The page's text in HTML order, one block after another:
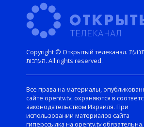
Copyright © Открытый телеканал. תנועת
הערבות. All rights reserved.
Все права на материалы,
сайте opentv.tv, охраняются в
законодательством Израиля. При
использовании материалов сайта
гиперссылка на opentv.tv обязательна.